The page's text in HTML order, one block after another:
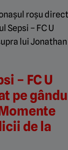
roșu
– FC U
lui Jonathan
– FC U
pe
de la